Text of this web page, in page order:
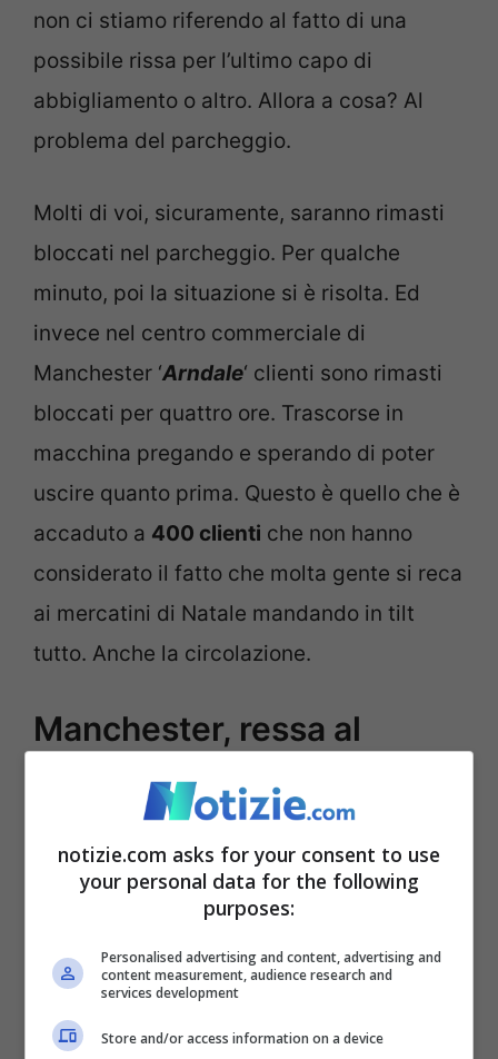
non ci stiamo riferendo al fatto di una
possibile rissa per l’ultimo capo di
abbigliamento o altro. Allora a cosa? Al
problema del parcheggio.
Molti di voi, sicuramente, saranno rimasti
bloccati nel parcheggio. Per qualche
minuto, poi la situazione si è risolta. Ed
invece nel centro commerciale di
Manchester ‘Arndale‘ clienti sono rimasti
bloccati per quattro ore. Trascorse in
macchina pregando e sperando di poter
uscire quanto prima. Questo è quello che è
accaduto a 400 clienti che non hanno
considerato il fatto che molta gente si reca
ai mercatini di Natale mandando in tilt
tutto. Anche la circolazione.
Manchester, ressa al
centro commerciale:
bloccati in auto per 4 ore
notizie.com asks for your consent to use
your personal data for the following
purposes:
Personalised advertising and content, advertising and
content measurement, audience research and
services development
Store and/or access information on a device